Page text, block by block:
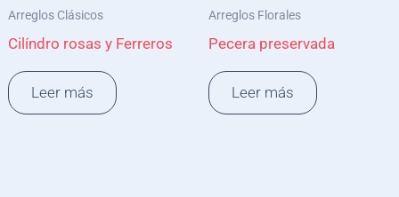
Arreglos Clásicos
Cilíndro rosas y Ferreros
Leer más
Arreglos Florales
Pecera preservada
Leer más